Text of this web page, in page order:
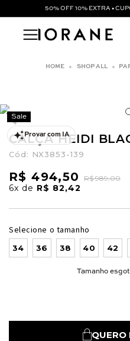
50% OFF 10% EXTRA •
SHOP ALL
Provar com IA
Sale
CALÇA HEIDI
Cód: NX3853-139
R$ 494,50 R$ 989,00
6x de R$ 82,42
Selecione o tamanho
34 36 38 40 42
Tamanho
QUERO